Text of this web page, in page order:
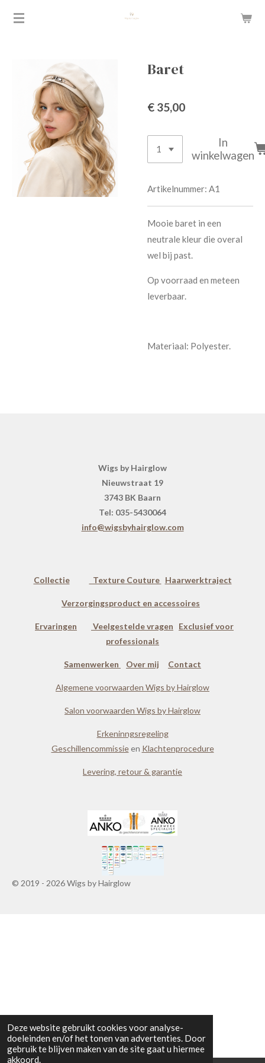
Deze website gebruikt cookies voor analyse-
doeleinden en/of het tonen van advertenties. Door
gebruik te blijven maken van de site gaat u hiermee
akkoord.
Ga
hoofdinhoud
Baret
€ 35,00
In
winkelwagen
Artikelnummer: A1
Mooie baret in een
neutrale kleur die overal
wel bij past.
Op voorraad en meteen
leverbaar.
Materiaal: Polyester.
Wigs by Hairglow
Nieuwstraat 19
3743 BK Baarn
Tel: 035-5430064
info@wigsbyhairglow.com
Collectie Texture Couture Haarwerktraject
Verzorgingsproduct en accessoires
Ervaringen Veelgestelde vragen
Exclusief voor
professionals
Samenwerken Over mij Contact
Algemene voorwaarden Wigs by Hairglow
Salon voorwaarden Wigs by Hairglow
Erkeninngsregeling
Geschillencommissieen Klachtenprocedure
Levering, retour & garantie
© 2019 - 2026 Wigs by Hairglow